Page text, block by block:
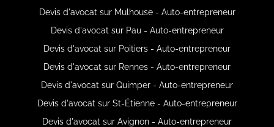
Devis d'avocat sur Mulhouse - Auto-entrepreneur
Devis d'avocat sur Pau - Auto-entrepreneur
Devis d'avocat sur Poitiers - Auto-entrepreneur
Devis d'avocat sur Rennes - Auto-entrepreneur
Devis d'avocat sur Quimper - Auto-entrepreneur
Devis d'avocat sur St-Étienne - Auto-entrepreneur
Devis d'avocat sur Avignon - Auto-entrepreneur